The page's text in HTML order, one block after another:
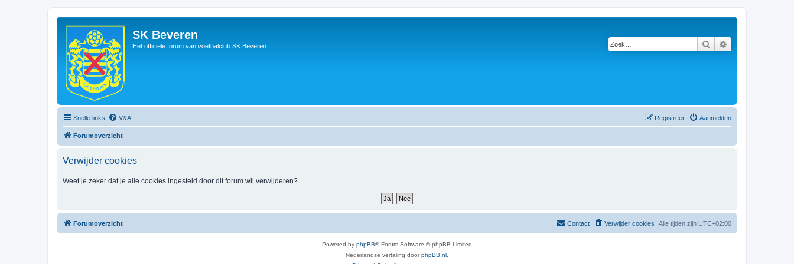
SK Beveren
Het officiële forum van voetbalclub SK Beveren Zoek
Snelle links V&A Aanmelden
Registreer
Forumoverzicht
Verwijder cookies
Weet je zeker dat je alle cookies ingesteld door dit forum wil verwijderen?
Forumoverzicht Alle tijden zijn UTC+02:00
Verwijder cookies
Contact
Powered by phpBB® Forum Software © phpBB Limited
Nederlandse vertaling doorphpBB.nl